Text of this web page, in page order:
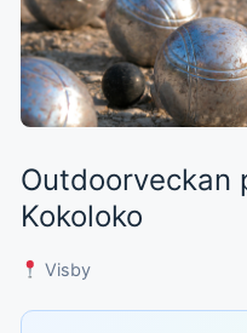
Outdoorveckan
Kokoloko
Visby